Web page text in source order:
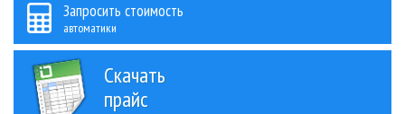
Запросить стоимость
автоматики
Скачать
прайс